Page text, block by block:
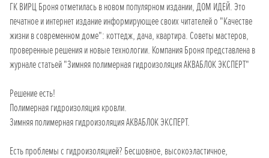
ГК ВИРЦ Броня отметилась в новом популярном издании, ДОМ ИДЕЙ. Это
печатное и интернет издание информирующее своих читателей о "Качестве
жизни в современном доме": коттедж, дача, квартира. Советы мастеров,
проверенные решения и новые технологии. Компания Броня представлена в
журнале статьей "Зимняя полимерная гидроизоляция АКВАБЛОК ЭКСПЕРТ"
Решение есть!
Полимерная гидроизоляция кровли.
Зимняя полимерная гидроизоляция АКВАБЛОК ЭКСПЕРТ.
Есть проблемы с гидроизоляцией? Бесшовное, высокоэластичное,